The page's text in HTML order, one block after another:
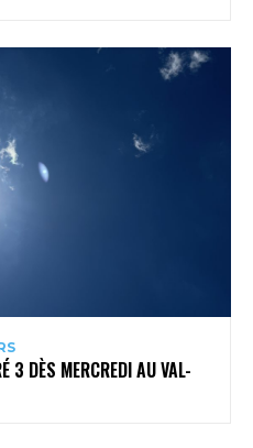
3 DÈS MERCREDI AU VAL-